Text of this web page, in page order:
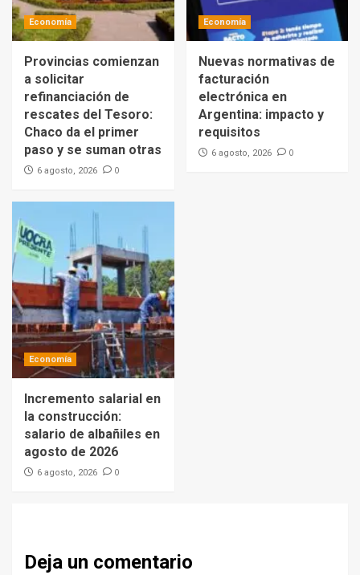
Economía
Provincias comienzan
a solicitar
refinanciación de
rescates del Tesoro:
Chaco da el primer
paso y se suman otras
6 agosto, 2026 0
Economía
Nuevas normativas de
facturación
electrónica en
Argentina: impacto y
requisitos
6 agosto, 2026 0
Economía
Incremento salarial en
la construcción:
salario de albañiles en
agosto de 2026
6 agosto, 2026 0
Deja un comentario